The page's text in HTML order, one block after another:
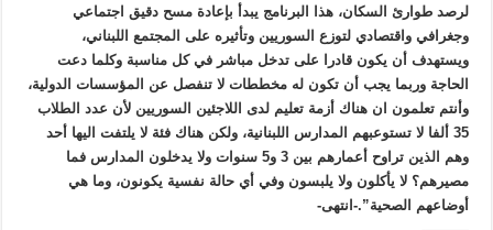
لرصد طوارئ السكان، هذا البرنامج يبدأ بإعادة مسح دقيق اجتماعي
وجغرافي واقتصادي لتوزع السوريين وتأثيره على المجتمع اللبناني،
ويستهدف أن يكون قادرا على تدخل مباشر في كل مناسبة وكلما دعت
الحاجة وربما يجب أن تكون له مخططات لا تنفصل عن المؤسسات الدولية،
وأنتم تعلمون ان هناك أزمة تعليم لدى اللاجئين السوريين لأن عدد الطلاب
35 ألفا لا تستوعبهم المدارس اللبنانية، ولكن هناك فئة لا يلتفت اليها أحد
وهم الذين تراوح أعمارهم بين 3 و5 سنوات ولا يدخلون المدارس فما
مصيرهم؟ لا يأكلون ولا يلبسون وفي أي حالة نفسية يكونون، وما هي
أوضاعهم الصحية”.-انتهى-